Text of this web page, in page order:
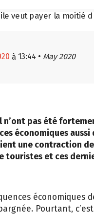
à 13:44 • May 2020
n’ont pas été
économiques
une contraction
touristes et ces
économiques
Pourtant,